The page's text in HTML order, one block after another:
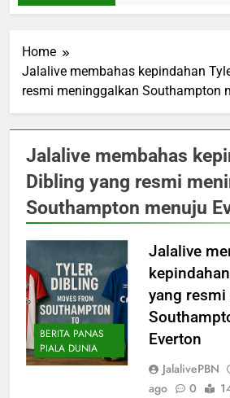
Home
Jalalive membahas kepindahan
resmi meninggalkan Southampton
Jalalive membahas
Dibling yang resmi
Southampton menuju
BERITA PANAS
PIALA DUNIA
Jalalive
yang
Everton
JalalivePBN
ago
0